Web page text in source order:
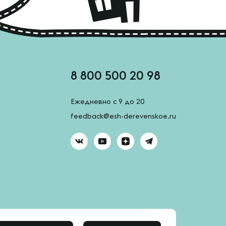
8 800 500 20 98
Ежедневно с 9 до 20
feedback@esh-derevenskoe.ru